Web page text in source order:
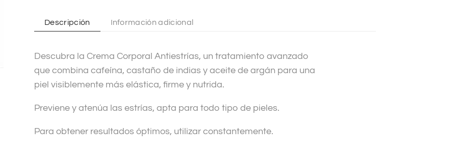
i
e
:
Descripción Información adicional
Descubra la Crema Corporal Antiestrías, un tratamiento avanzado
que combina cafeína, castaño de indias y aceite de argán para una
piel visiblemente más elástica, firme y nutrida.
Previene y atenúa las estrías, apta para todo tipo de pieles.
Para obtener resultados óptimos, utilizar constantemente.